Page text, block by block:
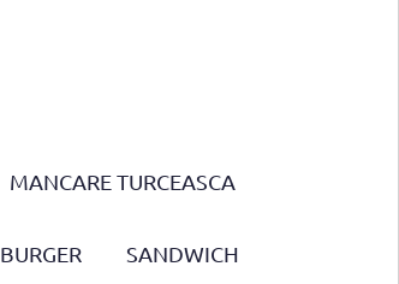
MANCARE TURCEASCA
BURGER SANDWICH